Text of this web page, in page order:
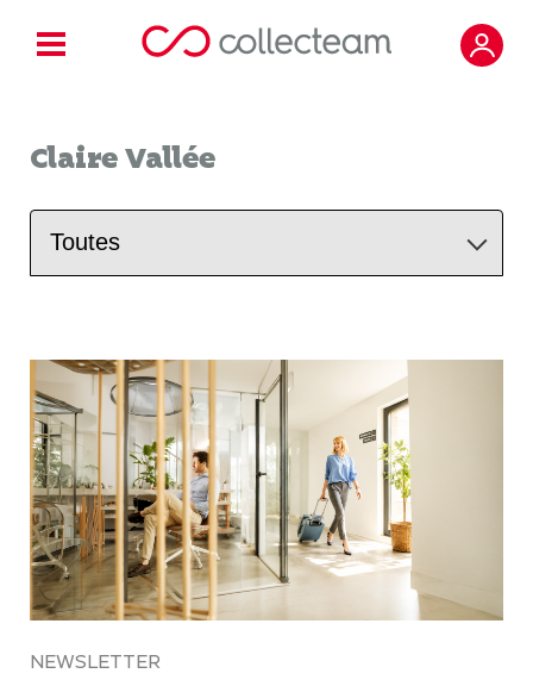
Claire Vallée
Toutes
NEWSLETTER